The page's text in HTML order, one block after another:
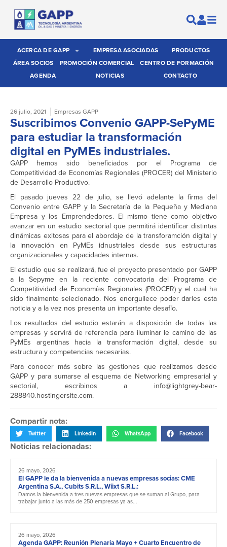
ACERCA DE GAPP EMPRESA ASOCIADAS
PRODUCTOS
ÁREA SOCIOS
PROMOCIÓN COMERCIAL
CENTRO DE FORMACIÓN
AGENDA
NOTICIAS CONTACTO
26 julio, 2021 Empresas GAPP
Suscribimos Convenio GAPP-SePyME
para estudiar la transformación
digital en PyMEs industriales.
GAPP hemos sido beneficiados por el Programa de
Competitividad de Economías Regionales (PROCER) del Ministerio
de Desarrollo Productivo.
El pasado jueves 22 de julio, se llevó adelante la firma del
Convenio entre GAPP y la Secretaría de la Pequeña y Mediana
Empresa y los Emprendedores. El mismo tiene como objetivo
avanzar en un estudio sectorial que permitirá identificar distintas
dinámicas exitosas para el abordaje de la transforamción digital y
la innovación en PyMEs idnustriales desde sus estructuras
organizacionales y capacidades internas.
El estudio que se realizará, fue el proyecto presentado por GAPP
a la Sepyme en la reciente convocatoria del Programa de
Competitividad de Economías Regionales (PROCER) y el cual ha
sido finalmente selecionado. Nos enorgullece poder darles esta
noticia y a la vez nos presenta un importante desafío.
Los resultados del estudio estarán a disposición de todas las
empresas y servirá de referencia para iluminar le camino de las
PyMEs argentinas hacia la transformación digital, desde su
estructura y competencias necesarias.
Para conocer más sobre las gestiones que realizamos desde
GAPP y para sumarse al esquema de Networking empresarial y
sectorial, escribinos a info@lightgrey-bear-
288840.hostingersite.com.
Compartir nota:
Twitter LinkedIn WhatsApp Facebook
Noticias relacionadas:
26 mayo, 2026
El GAPP le da la bienvenida a nuevas empresas socias: CME
Argentina S.A., Cubits S.R.L., Wiixt S.R.L.:
Damos la bienvenida a tres nuevas empresas que se suman al Grupo, para
trabajar junto a las más de 250 empresas ya as...
26 mayo, 2026
Agenda GAPP: Reunión Plenaria Mayo + Cuarto Encuentro de